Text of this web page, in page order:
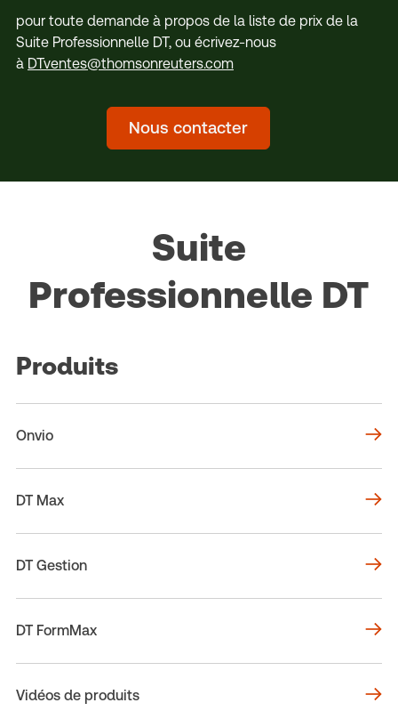
pour toute demande à propos de la liste de prix de la
Suite Professionnelle DT, ou écrivez-nous
à DTventes@thomsonreuters.com
Nous contacter
Suite
Professionnelle DT
Produits
Onvio
DT Max
DT Gestion
DT FormMax
Vidéos de produits